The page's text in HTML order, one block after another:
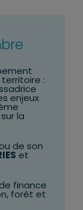
:
enjeux
la
de son
et
finance
forêt et